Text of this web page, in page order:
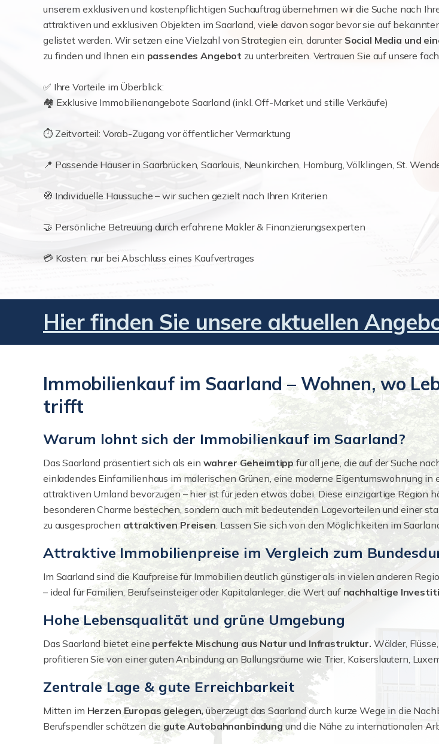
unserem exklusiven und kostenpflichtigen Suchauftrag übernehmen wir die Suche nach
attraktiven und exklusiven Objekten im Saarland, viele davon sogar bevor sie auf
gelistet werden. Wir setzen eine Vielzahl von Strategien ein, darunter Social Media und
zu finden und Ihnen ein passendes Angebot zu unterbreiten. Vertrauen Sie auf unsere
✅ Ihre Vorteile im Überblick:
🏘️ Exklusive Immobilienangebote Saarland (inkl. Off-Market und stille Verkäufe)
⏱️ Zeitvorteil: Vorab-Zugang vor öffentlicher Vermarktung
📍 Passende Häuser in Saarbrücken, Saarlouis, Neunkirchen, Homburg, Völklingen, St.
🧭 Individuelle Haussuche – wir suchen gezielt nach Ihren Kriterien
🤝 Persönliche Betreuung durch erfahrene Makler & Finanzierungsexperten
💳 Kosten: nur bei Abschluss eines Kaufvertrages
Hier finden Sie unsere aktuellen
Immobilienkauf im Saarland – Wohnen, wo
trifft
Warum lohnt sich der Immobilienkauf im Saarland?
Das Saarland präsentiert sich als ein wahrer Geheimtipp für all jene, die auf der Suche
einladendes Einfamilienhaus im malerischen Grünen, eine moderne Eigentumswohnung
attraktiven Umland bevorzugen – hier ist für jeden etwas dabei. Diese einzigartige Region
besonderen Charme bestechen, sondern auch mit bedeutenden Lagevorteilen und einer
zu ausgesprochen attraktiven Preisen. Lassen Sie sich von den Möglichkeiten im
Attraktive Immobilienpreise im Vergleich zum
Im Saarland sind die Kaufpreise für Immobilien deutlich günstiger als in vielen anderen
– ideal für Familien, Berufseinsteiger oder Kapitalanleger, die Wert auf nachhaltige
Hohe Lebensqualität und grüne Umgebung
Das Saarland bietet eine perfekte Mischung aus Natur und Infrastruktur. Wälder,
profitieren Sie von einer guten Anbindung an Ballungsräume wie Trier, Kaiserslautern,
Zentrale Lage & gute Erreichbarkeit
Mitten im Herzen Europas gelegen, überzeugt das Saarland durch kurze Wege in die
Berufspendler schätzen die gute Autobahnanbindung und die Nähe zu internationalen